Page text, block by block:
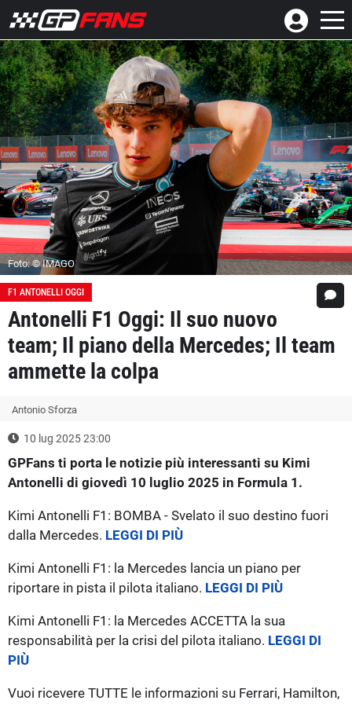
Foto: © IMAGO
F1 ANTONELLI OGGI
Antonelli F1 Oggi: Il suo nuovo
team; Il piano della Mercedes; Il team
ammette la colpa
Antonio Sforza
10 lug 2025 23:00
GPFans ti porta le notizie più interessanti su Kimi
Antonelli di giovedì 10 luglio 2025 in Formula 1.
Kimi Antonelli F1: BOMBA - Svelato il suo destino fuori
dalla Mercedes. LEGGI DI PIÙ
Kimi Antonelli F1: la Mercedes lancia un piano per
riportare in pista il pilota italiano. LEGGI DI PIÙ
Kimi Antonelli F1: la Mercedes ACCETTA la sua
responsabilità per la crisi del pilota italiano. LEGGI DI
PIÙ
Vuoi ricevere TUTTE le informazioni su Ferrari, Hamilton,